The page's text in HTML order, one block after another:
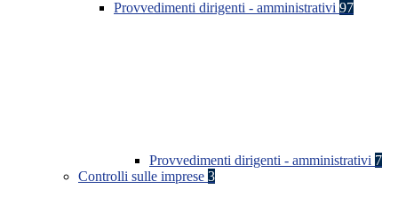
Provvedimenti dirigenti - amministrativi 97
Provvedimenti dirigenti - amministrativi 7
Controlli sulle imprese 3